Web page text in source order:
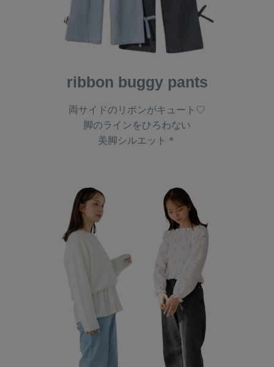
ribbon buggy pants
両サイドのリボンがキュート♡
脚のラインをひろわない
美脚シルエット＊